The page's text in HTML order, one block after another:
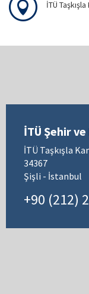
İTÜ
İTÜ Şehir
İTÜ Taşkışla
34367
Şişli - İstanbul
+90 (212)